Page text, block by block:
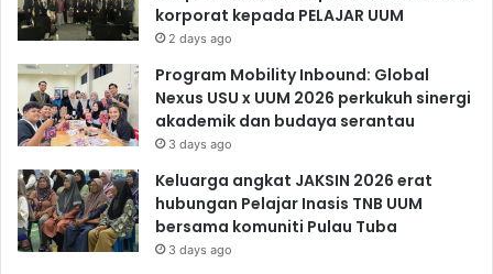
korporat kepada PELAJAR UUM
2 days ago
Program Mobility Inbound: Global
Nexus USU x UUM 2026 perkukuh sinergi
akademik dan budaya serantau
3 days ago
Keluarga angkat JAKSIN 2026 erat
hubungan Pelajar Inasis TNB UUM
bersama komuniti Pulau Tuba
3 days ago